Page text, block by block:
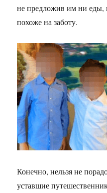
не предложив им ни
похоже на заботу.
Конечно, нельзя не
уставшие